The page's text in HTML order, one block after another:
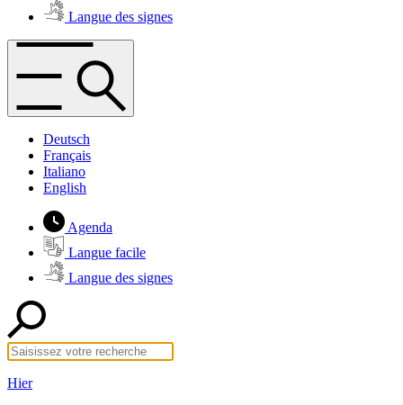
Langue des signes
Deutsch
Français
Italiano
English
Agenda
Langue facile
Langue des signes
Hier